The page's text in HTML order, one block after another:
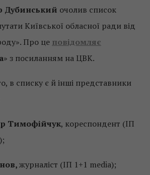
Дубинський очолив список
Київської обласної ради від
Про це повідомляє
» з посиланням на ЦВК.
в списку є й інші представники
Тимофійчук, кореспондент (ІП
журналіст (ІП 1+1 media);